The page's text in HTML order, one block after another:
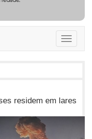
Toggle
residem em lares